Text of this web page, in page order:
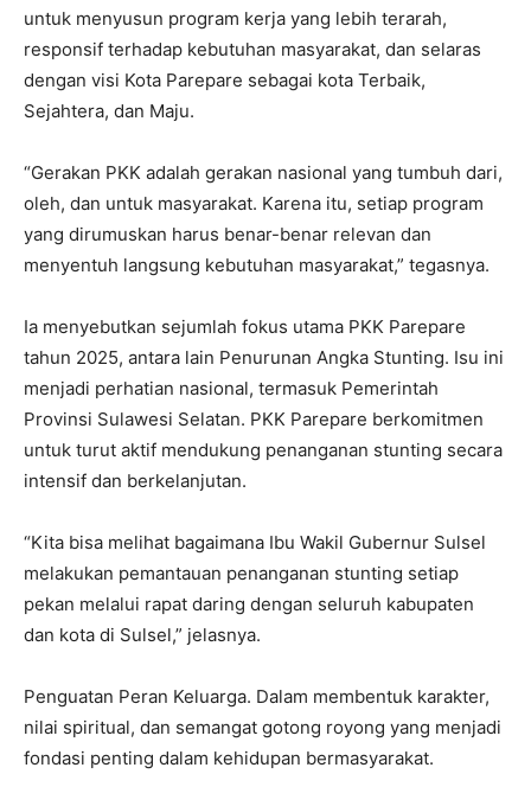
untuk menyusun program kerja yang lebih terarah,
responsif terhadap kebutuhan masyarakat, dan selaras
dengan visi Kota Parepare sebagai kota Terbaik,
Sejahtera, dan Maju.
“Gerakan PKK adalah gerakan nasional yang tumbuh dari,
oleh, dan untuk masyarakat. Karena itu, setiap program
yang dirumuskan harus benar-benar relevan dan
menyentuh langsung kebutuhan masyarakat,” tegasnya.
Ia menyebutkan sejumlah fokus utama PKK Parepare
tahun 2025, antara lain Penurunan Angka Stunting. Isu ini
menjadi perhatian nasional, termasuk Pemerintah
Provinsi Sulawesi Selatan. PKK Parepare berkomitmen
untuk turut aktif mendukung penanganan stunting secara
intensif dan berkelanjutan.
“Kita bisa melihat bagaimana Ibu Wakil Gubernur Sulsel
melakukan pemantauan penanganan stunting setiap
pekan melalui rapat daring dengan seluruh kabupaten
dan kota di Sulsel,” jelasnya.
Penguatan Peran Keluarga. Dalam membentuk karakter,
nilai spiritual, dan semangat gotong royong yang menjadi
fondasi penting dalam kehidupan bermasyarakat.